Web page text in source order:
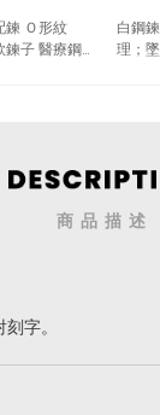
鍊 Ｏ形紋
鍊子 醫療鋼
白鋼
理；
商品描述
字。